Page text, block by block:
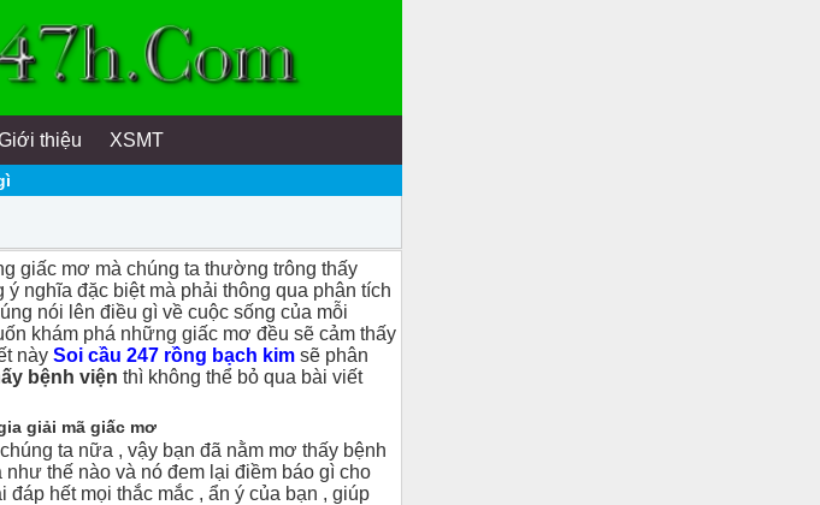
thiệu XSMT
giấc mơ mà chúng ta thường trông thấy
nghĩa đặc biệt mà phải thông qua phân tích
nói lên điều gì về cuộc sống của mỗi
khám phá những giấc mơ đều sẽ cảm thấy
này Soi cầu 247 rồng bạch kim sẽ phân
bệnh viện thì không thể bỏ qua bài viết
giải mã giấc mơ
ta nữa , vậy bạn đã nằm mơ thấy bệnh
thế nào và nó đem lại điềm báo gì cho
hết mọi thắc mắc , ẩn ý của bạn , giúp